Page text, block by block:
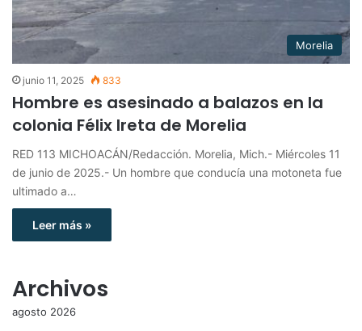
Morelia
junio 11, 2025 833
Hombre es asesinado a balazos en la
colonia Félix Ireta de Morelia
RED 113 MICHOACÁN/Redacción. Morelia, Mich.- Miércoles 11
de junio de 2025.- Un hombre que conducía una motoneta fue
ultimado a…
Leer más »
Archivos
agosto 2026